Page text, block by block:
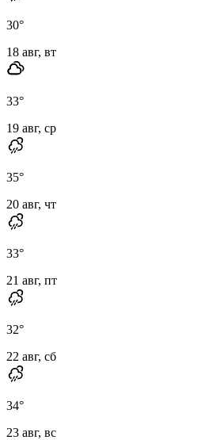
30°
18 авг, вт
33°
19 авг, ср
35°
20 авг, чт
33°
21 авг, пт
32°
22 авг, сб
34°
23 авг, вс